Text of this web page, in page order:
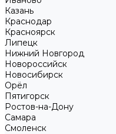
Казань
Краснодар
Красноярск
Липецк
Нижний Новгород
Новороссийск
Новосибирск
Орёл
Пятигорск
Ростов-на-Дону
Самара
Смоленск